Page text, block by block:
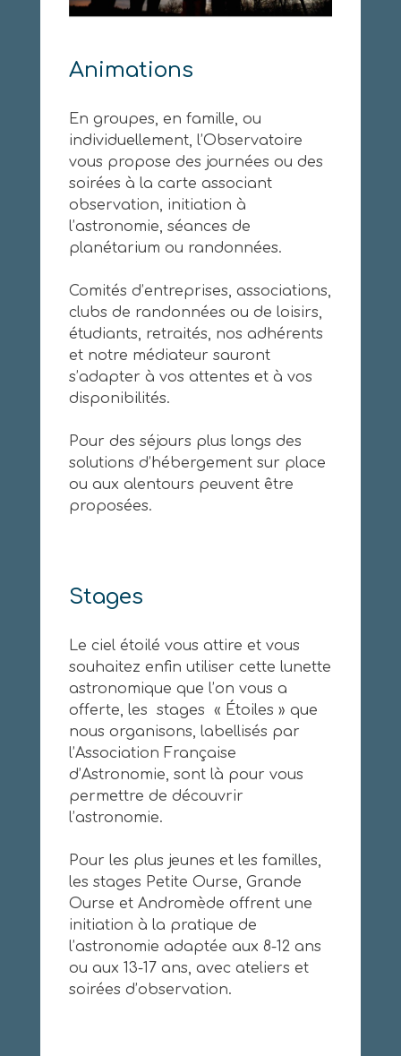
Animations
En groupes, en famille, ou
individuellement, l’Observatoire
vous propose des journées ou des
soirées à la carte associant
observation, initiation à
l’astronomie, séances de
planétarium ou randonnées.
Comités d’entreprises, associations,
clubs de randonnées ou de loisirs,
étudiants, retraités, nos adhérents
et notre médiateur sauront
s’adapter à vos attentes et à vos
disponibilités.
Pour des séjours plus longs des
solutions d’hébergement sur place
ou aux alentours peuvent être
proposées.
Stages
Le ciel étoilé vous attire et vous
souhaitez enfin utiliser cette lunette
astronomique que l’on vous a
offerte, les stages « Étoiles » que
nous organisons, labellisés par
l’Association Française
d’Astronomie, sont là pour vous
permettre de découvrir
l’astronomie.
Pour les plus jeunes et les familles,
les stages Petite Ourse, Grande
Ourse et Andromède offrent une
initiation à la pratique de
l’astronomie adaptée aux 8-12 ans
ou aux 13-17 ans, avec ateliers et
soirées d’observation.